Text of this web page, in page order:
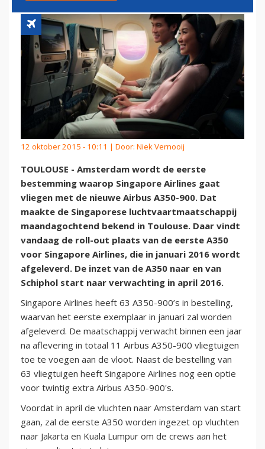
12 oktober 2015 - 10:11 | Door: Niek Vernooij
TOULOUSE - Amsterdam wordt de eerste
bestemming waarop Singapore Airlines gaat
vliegen met de nieuwe Airbus A350-900. Dat
maakte de Singaporese luchtvaartmaatschappij
maandagochtend bekend in Toulouse. Daar vindt
vandaag de roll-out plaats van de eerste A350
voor Singapore Airlines, die in januari 2016 wordt
afgeleverd. De inzet van de A350 naar en van
Schiphol start naar verwachting in april 2016.
Singapore Airlines heeft 63 A350-900’s in bestelling,
waarvan het eerste exemplaar in januari zal worden
afgeleverd. De maatschappij verwacht binnen een jaar
na aflevering in totaal 11 Airbus A350-900 vliegtuigen
toe te voegen aan de vloot. Naast de bestelling van
63 vliegtuigen heeft Singapore Airlines nog een optie
voor twintig extra Airbus A350-900's.
Voordat in april de vluchten naar Amsterdam van start
gaan, zal de eerste A350 worden ingezet op vluchten
naar Jakarta en Kuala Lumpur om de crews aan het